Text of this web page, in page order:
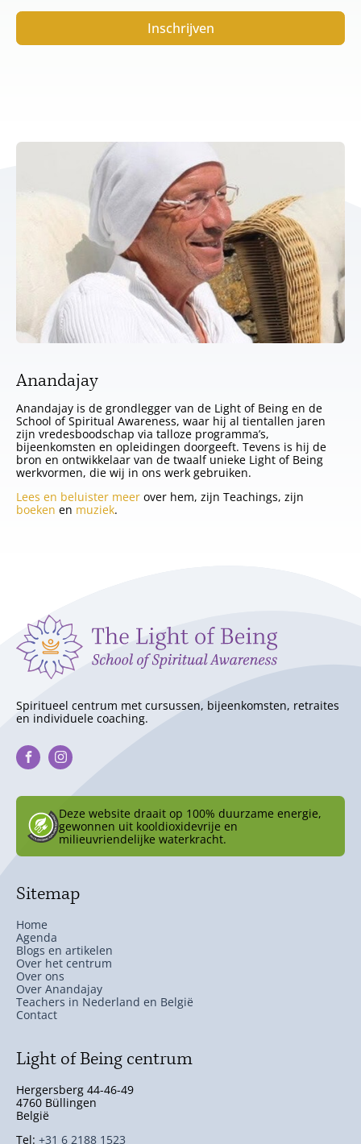
Inschrijven
Anandajay
Anandajay is de grondlegger van de Light of Being en de
School of Spiritual Awareness, waar hij al tientallen jaren
zijn vredesboodschap via talloze programma’s,
bijeenkomsten en opleidingen doorgeeft. Tevens is hij de
bron en ontwikkelaar van de twaalf unieke Light of Being
werkvormen, die wij in ons werk gebruiken.
Lees en beluister meer over hem, zijn Teachings, zijn
boeken en muziek.
Spiritueel centrum met cursussen, bijeenkomsten, retraites
en individuele coaching.
Deze website draait op 100% duurzame energie,
gewonnen uit kooldioxidevrije en
milieuvriendelijke waterkracht.
Sitemap
Home
Agenda
Blogs en artikelen
Over het centrum
Over ons
Over Anandajay
Teachers in Nederland en België
Contact
Light of Being centrum
Hergersberg 44-46-49
4760 Büllingen
België
Tel: +31 6 2188 1523